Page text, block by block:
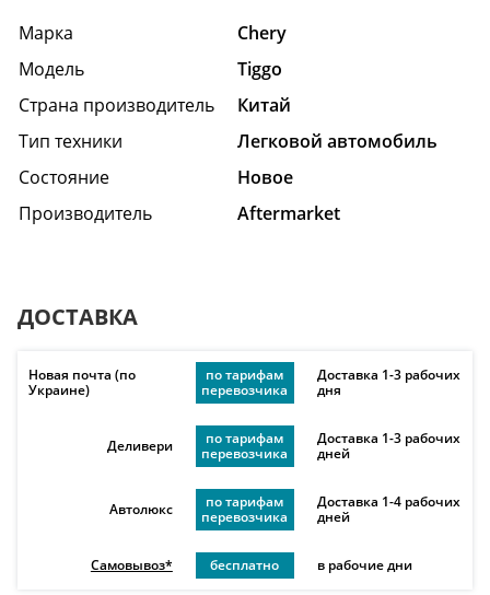
Марка
Chery
Модель
Tiggo
Страна производитель
Китай
Тип техники
Легковой автомобиль
Состояние
Hовое
Производитель
Aftermarket
ДОСТАВКА
Новая почта (по
Украине)
по тарифам
перевозчика
Доставка 1-3 рабочих
дня
Деливери
по тарифам
перевозчика
Доставка 1-3 рабочих
дней
Автолюкс
по тарифам
перевозчика
Доставка 1-4 рабочих
дней
Самовывоз* бесплатно в рабочие дни